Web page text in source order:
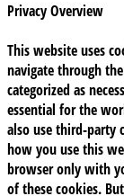
Privacy Overview
This website uses
navigate through
categorized as
essential for the
also use third-party
how you use this
browser only with
of these cookies.